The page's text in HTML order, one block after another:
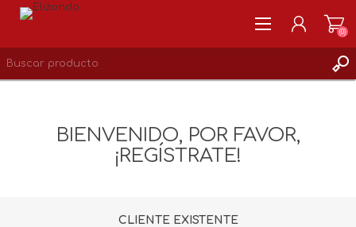
LISTA DE DESEOS 0
(0)
BIENVENIDO, POR FAVOR,
¡REGÍSTRATE!
CLIENTE EXISTENTE